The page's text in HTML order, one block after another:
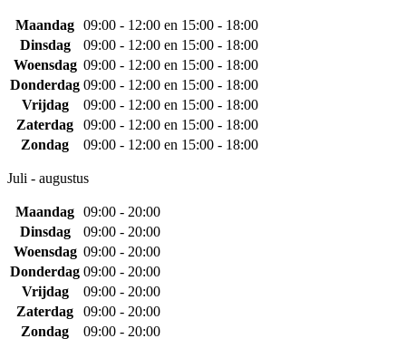
Maandag 09:00 - 12:00 en 15:00 - 18:00
Dinsdag
09:00 - 12:00 en 15:00 - 18:00
Woensdag 09:00 - 12:00 en 15:00 - 18:00
Donderdag 09:00 - 12:00 en 15:00 - 18:00
Vrijdag
09:00 - 12:00 en 15:00 - 18:00
Zaterdag
09:00 - 12:00 en 15:00 - 18:00
Zondag
09:00 - 12:00 en 15:00 - 18:00
Juli - augustus
Maandag 09:00 - 20:00
Dinsdag
09:00 - 20:00
Woensdag 09:00 - 20:00
Donderdag 09:00 - 20:00
Vrijdag
09:00 - 20:00
Zaterdag
09:00 - 20:00
Zondag
09:00 - 20:00